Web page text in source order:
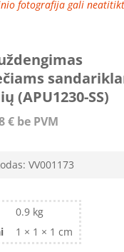
fotografija gali
(APU1230-SS)
€be PVM
VV001173
0.9 kg
1 × 1 × 1 cm